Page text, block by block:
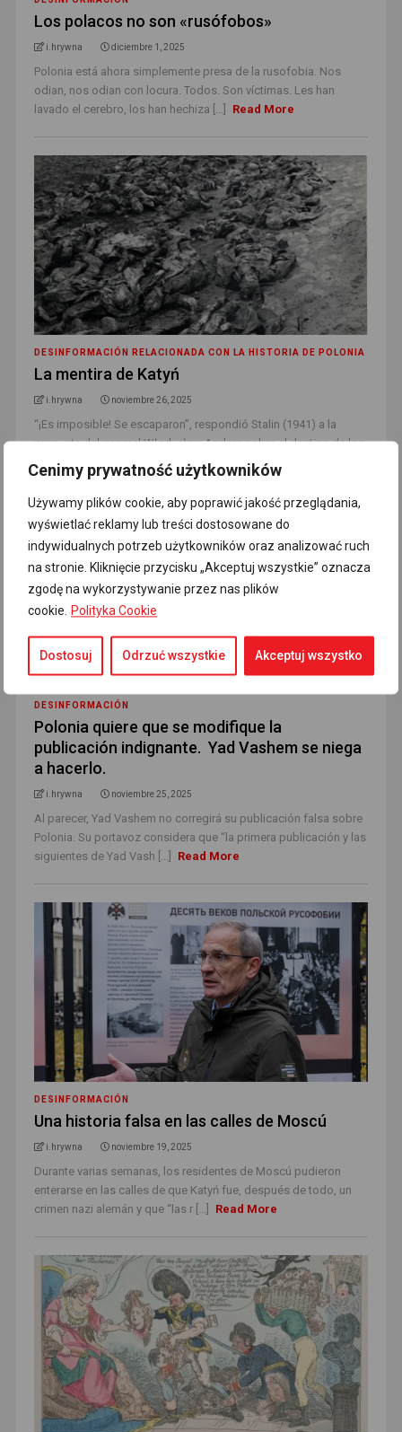
Cenimy prywatność użytkowników
Używamy plików cookie, aby poprawić jakość przeglądania,
wyświetlać reklamy lub treści dostosowane do
indywidualnych potrzeb użytkowników oraz analizować ruch
na stronie. Kliknięcie przycisku „Akceptuj wszystkie” oznacza
zgodę na wykorzystywanie przez nas plików
cookie. Polityka Cookie
Dostosuj Odrzuć wszystkie Akceptuj wszystko
Los polacos no son «rusófobos»
i.hrywna diciembre 1, 2025
Polonia está ahora simplemente presa de la rusofobia. Nos
odian, nos odian con locura. Todos. Son víctimas. Les han
lavado el cerebro, los han hechiza [...]
Read More
DESINFORMACIÓN RELACIONADA CON LA HISTORIA DE POLONIA
La mentira de Katyń
i.hrywna noviembre 26, 2025
“¡Es imposible! Se escaparon”, respondió Stalin (1941) a la
pregunta del general Władysław Anders sobre el destino de los
oficiales polacos que en 193 [...]
Read More
DESINFORMACIÓN
Polonia quiere que se modifique la
publicación indignante. Yad Vashem se niega
a hacerlo.
i.hrywna noviembre 25, 2025
Al parecer, Yad Vashem no corregirá su publicación falsa sobre
Polonia. Su portavoz considera que “la primera publicación y las
siguientes de Yad Vash [...]
Read More
DESINFORMACIÓN
Una historia falsa en las calles de Moscú
i.hrywna noviembre 19, 2025
Durante varias semanas, los residentes de Moscú pudieron
enterarse en las calles de que Katyń fue, después de todo, un
crimen nazi alemán y que “las r [...]
Read More